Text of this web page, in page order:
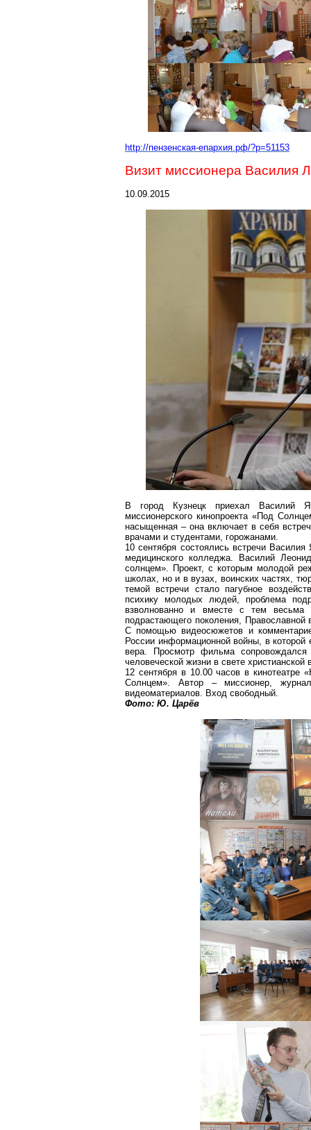
http://пензенская-епархия.рф/?p=51153
Визит миссионера Василия
10.09.2015
В город Кузнецк приехал Василий
миссионерского кинопроекта «Под
насыщенная – она включает в себя
врачами и студентами, горожанами.
10 сентября состоялись встречи
медицинского колледжа. Василий
солнцем». Проект, с которым молодой
школах, но и в вузах, воинских частях,
темой встречи стало пагубное
психику молодых людей, проблема
взволнованно и вместе с тем весьма
подрастающего поколения, Православной
С помощью видеосюжетов и
России информационной войны, в
вера. Просмотр фильма
человеческой жизни в свете христианской
12 сентября в 10.00 часов в кинотеатре
Солнцем». Автор – миссионер,
видеоматериалов. Вход свободный.
Фото: Ю. Царёв